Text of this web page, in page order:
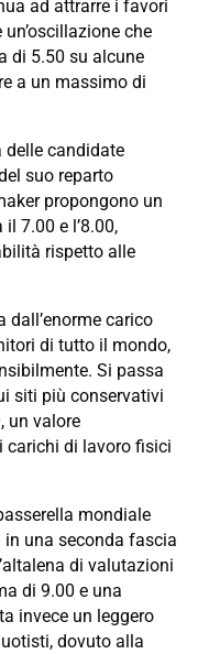
ad attrarre i favori
che
di 5.50 su alcune
a un massimo di
delle candidate
suo reparto
propongono un
7.00 e l’8.00,
rispetto alle
dall’enorme carico
di tutto il mondo,
Si passa
siti più conservativi
un valore
di lavoro fisici
mondiale
in una seconda fascia
di valutazioni
di 9.00 e una
invece un leggero
dovuto alla